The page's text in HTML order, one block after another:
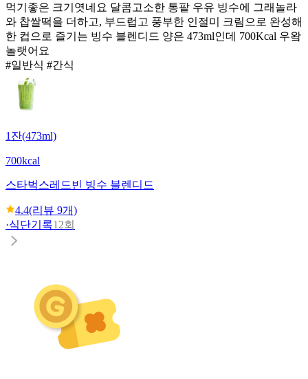
먹기좋은 크기엿네요 달콤고소한 통팥 우유 빙수에 그래놀라
와 찹쌀떡을 더하고, 부드럽고 풍부한 인절미 크림으로 완성해
한 컵으로 즐기는 빙수 블렌디드 양은 473ml인데 700Kcal 우왘
놀랫어요
#일반식 #간식
1잔(473ml)
700kcal
스타벅스레드빈 빙수 블렌디드
4.4(리뷰 9개)
·식단기록12회